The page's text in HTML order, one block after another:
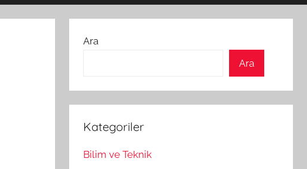
Ara
Ara
Kategoriler
Bilim ve Teknik